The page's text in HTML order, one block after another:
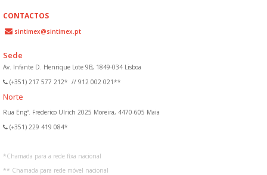
CONTACTOS
sintimex@sintimex.pt
Sede
Av. Infante D. Henrique Lote 9B, 1849-034 Lisboa
(+351) 217 577 212* // 912 002 021**
Norte
Rua Engº. Frederico Ulrich 2025 Moreira, 4470-605 Maia
(+351) 229 419 084*
*Chamada para a rede fixa nacional
** Chamada para rede móvel nacional